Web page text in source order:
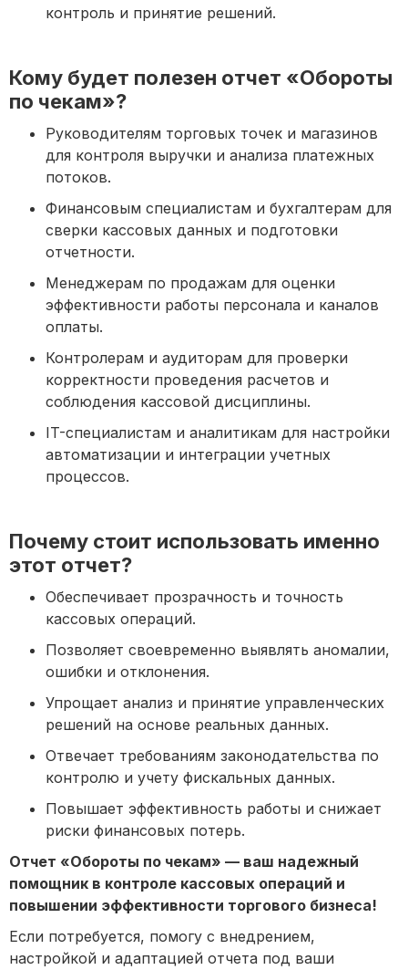
контроль и принятие решений.
Кому будет полезен отчет «Обороты
по чекам»?
Руководителям торговых точек и магазинов
для контроля выручки и анализа платежных
потоков.
Финансовым специалистам и бухгалтерам для
сверки кассовых данных и подготовки
отчетности.
Менеджерам по продажам для оценки
эффективности работы персонала и каналов
оплаты.
Контролерам и аудиторам для проверки
корректности проведения расчетов и
соблюдения кассовой дисциплины.
IT-специалистам и аналитикам для настройки
автоматизации и интеграции учетных
процессов.
Почему стоит использовать именно
этот отчет?
Обеспечивает прозрачность и точность
кассовых операций.
Позволяет своевременно выявлять аномалии,
ошибки и отклонения.
Упрощает анализ и принятие управленческих
решений на основе реальных данных.
Отвечает требованиям законодательства по
контролю и учету фискальных данных.
Повышает эффективность работы и снижает
риски финансовых потерь.
Отчет «Обороты по чекам» — ваш надежный
помощник в контроле кассовых операций и
повышении эффективности торгового бизнеса!
Если потребуется, помогу с внедрением,
настройкой и адаптацией отчета под ваши